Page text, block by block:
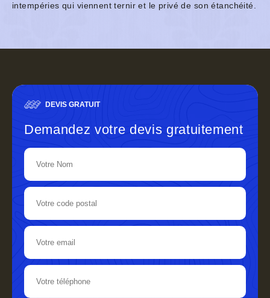
intempéries qui viennent ternir et le privé de son étanchéité.
DEVIS GRATUIT
Demandez votre devis gratuitement